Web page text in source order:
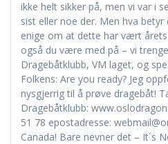
ikke helt sikker på, men vi var i
sist eller noe der. Men hva betyr
enige om at dette har vært
også du være med på – vi
Dragebåtklubb, VM laget, og
Folkens: Are you ready? Jeg
nysgjerrig til å prøve dragebåt!
Dragebåtklubb:
51 78 epostadresse:
Canada! Bare nevner det – It´s